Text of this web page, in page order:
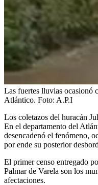
Las fuertes lluvias ocasionó
Atlántico. Foto: A.P.I
Los coletazos del huracán
En el departamento del
desencadenó el fenómeno,
por ende su posterior
El primer censo entregado
Palmar de Varela son los
afectaciones.